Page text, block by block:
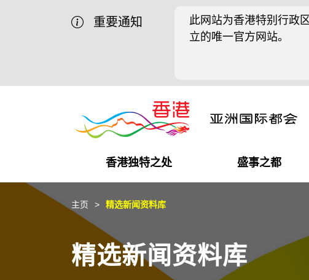
重要通知
此网站为香港特别行政
立的唯一官方网站。
香港独特之处
商业机遇
独特优势
盛事之都
盛事之都
最新活动精选
在港工作
都会生活
在港创业
初创企业
推广香港@中国内地
推广香港@中东
推广香港@粤港澳大湾区
最新资讯
媒体资讯
主页 精选新闻资料库
精选新闻资料库